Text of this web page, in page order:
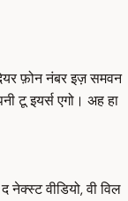
फ़ोन नंबर इज़ समवन
टू इयर्स एगो। अह हा
वीडियो, वी विल